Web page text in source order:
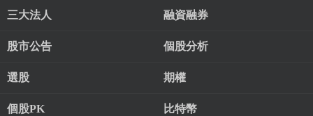
三大法人 融資融券
股市公告 個股分析
選股 期權
個股PK 比特幣